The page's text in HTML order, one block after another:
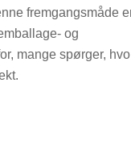
fremgangsmåde
og
mange spørger,